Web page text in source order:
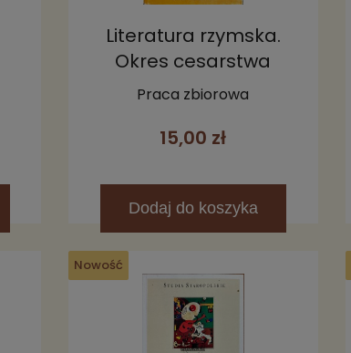
Literatura rzymska.
Okres cesarstwa
Praca zbiorowa
15,00 zł
Dodaj do koszyka
Nowość